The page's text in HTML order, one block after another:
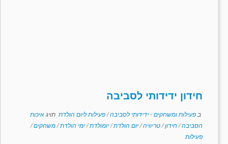
חידון ידידותי לסביבה
ב פעילות ומשחקים - ידידותי לסביבה/פעילות ליום הולדת תויגאיכות
הסביבה/חידון/טריוויה/יום הולדת/יומולדת/ימי הולדת/משחקים/
פעילות